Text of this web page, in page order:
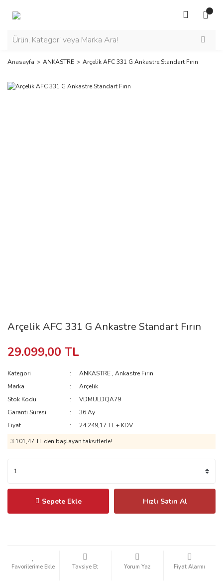
Anasayfa ANKASTRE Arçelik AFC 331 G Ankastre Standart Fırın
Arçelik AFC 331 G Ankastre Standart Fırın
29.099,00 TL
Kategori ANKASTRE ,Ankastre Fırın
Marka
Arçelik
Stok Kodu
VDMULDQA79
Garanti Süresi
36 Ay
Fiyat
24.249,17 TL + KDV
3.101,47 TLden başlayan taksitlerle!
Sepete Ekle Hızlı Satın Al
Tavsiye Et Yorum Yaz Fiyat Alarmı